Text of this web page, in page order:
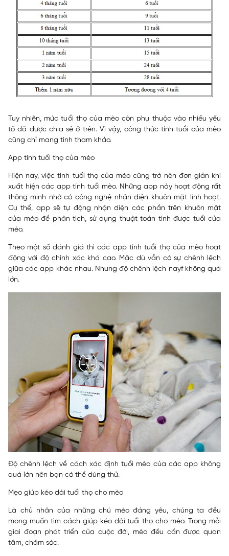
Tuy nhiên, mức tuổi thọ của mèo còn phụ thuộc vào nhiều yếu
tố đã được chia sẻ ở trên. Vì vậy, công thức tính tuổi của mèo
cũng chỉ mang tính tham khảo.
App tính tuổi thọ của mèo
Hiện nay, việc tính tuổi thọ của mèo cũng trở nên đơn giản khi
xuất hiện các app tính tuổi mèo. Những app này hoạt động rất
thông minh nhờ có công nghệ nhận diện khuôn mặt linh hoạt.
Cụ thể, app sẽ tự động nhận diện các phần trên khuôn mặt
của mèo để phân tích, sử dụng thuật toán tính được tuổi của
mèo.
Theo một số đánh giá thì các app tính tuổi thọ của mèo hoạt
động với độ chính xác khá cao. Mặc dù vẫn có sự chênh lệch
giữa các app khác nhau. Nhưng độ chênh lệch nayf không quá
lớn.
Độ chênh lệch về cách xác định tuổi mèo của các app không
quá lớn nên bạn có thể dùng thử.
Mẹo giúp kéo dài tuổi thọ cho mèo
Là chủ nhân của những chú mèo đáng yêu, chúng ta đều
mong muốn tìm cách giúp kéo dài tuổi thọ cho mèo. Trong mỗi
giai đoạn phát triển của cuộc đời, mèo đều cần được quan
tâm, chăm sóc.